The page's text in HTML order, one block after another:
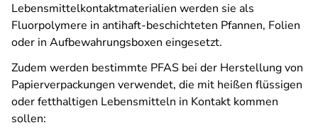
Lebensmittelkontaktmaterialien werden sie als
Fluorpolymere in antihaft-beschichteten Pfannen, Folien
oder in Aufbewahrungsboxen eingesetzt.
Zudem werden bestimmte PFAS bei der Herstellung von
Papierverpackungen verwendet, die mit heißen flüssigen
oder fetthaltigen Lebensmitteln in Kontakt kommen
sollen: